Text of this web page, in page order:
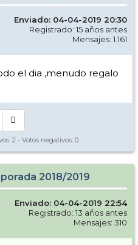
Enviado: 04-04-2019 20:30
Registrado: 15 años antes
Mensajes: 1.161
el dia ,menudo regalo
2 - Votos negativos: 0
2018/2019
Enviado: 04-04-2019 22:54
Registrado: 13 años antes
Mensajes: 310